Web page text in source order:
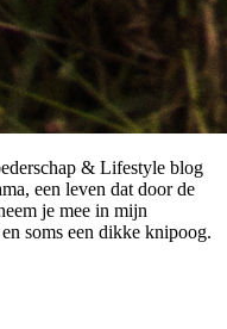
& Lifestyle blog
een leven dat door de
je mee in mijn
soms een dikke knipoog.